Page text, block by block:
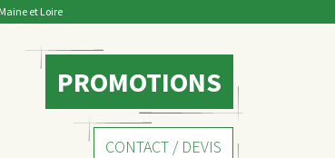
et Loire
PROMOTIONS
CONTACT / DEVIS